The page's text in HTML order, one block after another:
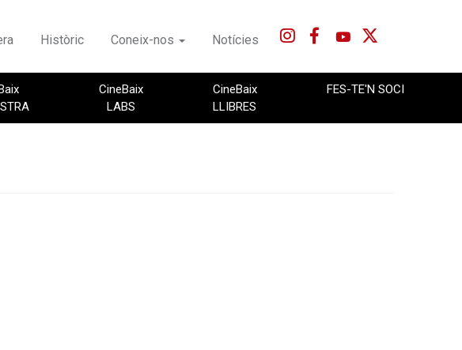
Històric Coneix-nos Notícies
CineBaix
LABS
CineBaix
LLIBRES
FES-TE'N SOCI